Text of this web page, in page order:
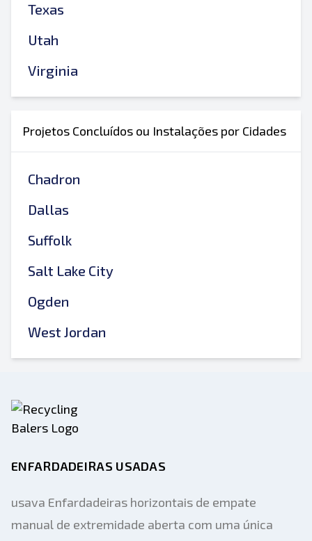
Texas
Utah
Virginia
Projetos Concluídos ou Instalações por Cidades
Chadron
Dallas
Suffolk
Salt Lake City
Ogden
West Jordan
ENFARDADEIRAS USADAS
usava Enfardadeiras horizontais de empate
manual de extremidade aberta com uma única